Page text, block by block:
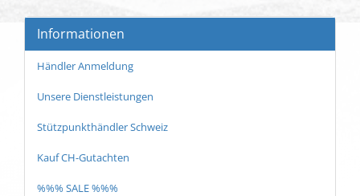
Informationen
Händler Anmeldung
Unsere Dienstleistungen
Stützpunkthändler Schweiz
Kauf CH-Gutachten
%%% SALE %%%